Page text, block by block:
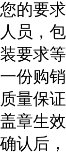
您的要
人员，
装要求
一份购
质量保
盖章生
确认后